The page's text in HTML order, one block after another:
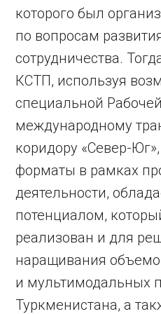
которого был
по вопросам
сотрудничества.
КСТП, используя
специальной
международному
коридору «Север-
форматы в рамках
деятельности,
потенциалом,
реализован и для
наращивания
и мультимодальных
Туркменистана, а